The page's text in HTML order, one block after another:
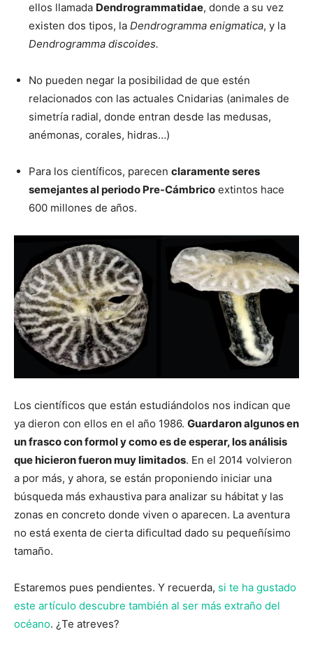
ellos llamada Dendrogrammatidae, donde a su vez
existen dos tipos, la Dendrogramma enigmatica, y la
Dendrogramma discoides.
No pueden negar la posibilidad de que estén
relacionados con las actuales Cnidarias (animales de
simetría radial, donde entran desde las medusas,
anémonas, corales, hidras…)
Para los científicos, parecen claramente seres
semejantes al periodo Pre-Cámbrico extintos hace
600 millones de años.
Los científicos que están estudiándolos nos indican que
ya dieron con ellos en el año 1986. Guardaron algunos en
un frasco con formol y como es de esperar, los análisis
que hicieron fueron muy limitados. En el 2014 volvieron
a por más, y ahora, se están proponiendo iniciar una
búsqueda más exhaustiva para analizar su hábitat y las
zonas en concreto donde viven o aparecen. La aventura
no está exenta de cierta dificultad dado su pequeñísimo
tamaño.
Estaremos pues pendientes. Y recuerda, si te ha gustado
este artículo descubre también al ser más extraño del
océano. ¿Te atreves?